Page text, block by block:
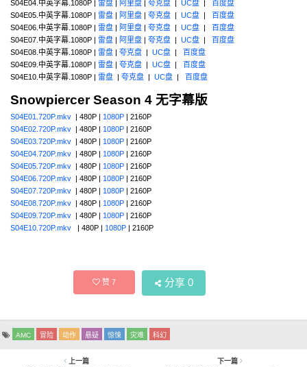
S04E04.中英字幕.1080P | 雷盘 | 阿里盘 | 夸克盘 | UC盘 | 百度盘
S04E05.中英字幕.1080P | 雷盘 | 阿里盘 | 夸克盘 | UC盘 | 百度盘
S04E06.中英字幕.1080P | 雷盘 | 阿里盘 | 夸克盘 | UC盘 | 百度盘
S04E07.中英字幕.1080P | 雷盘 | 阿里盘 | 夸克盘 | UC盘 | 百度盘
S04E08.中英字幕.1080P | 雷盘 | 夸克盘 | UC盘 | 百度盘
S04E09.中英字幕.1080P | 雷盘 | 夸克盘 | UC盘 | 百度盘
S04E10.中英字幕.1080P | 雷盘 | 夸克盘 | UC盘 | 百度盘
Snowpiercer Season 4 无字幕版
S04E01.720P.mkv | 480P | 1080P | 2160P
S04E02.720P.mkv | 480P | 1080P | 2160P
S04E03.720P.mkv | 480P | 1080P | 2160P
S04E04.720P.mkv | 480P | 1080P | 2160P
S04E05.720P.mkv | 480P | 1080P | 2160P
S04E06.720P.mkv | 480P | 1080P | 2160P
S04E07.720P.mkv | 480P | 1080P | 2160P
S04E08.720P.mkv | 480P | 1080P | 2160P
S04E09.720P.mkv | 480P | 1080P | 2160P
S04E10.720P.mkv | 480P | 1080P | 2160P
赞7 分享 0
AMC 冒险 动作 悬疑 惊悚 灾难 科幻
上一篇
下一篇